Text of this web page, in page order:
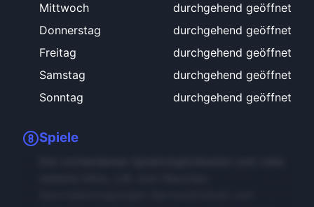
Mittwoch
durchgehend geöffnet
Donnerstag
durchgehend geöffnet
Freitag
durchgehend geöffnet
Samstag
durchgehend geöffnet
Sonntag
durchgehend geöffnet
Spiele